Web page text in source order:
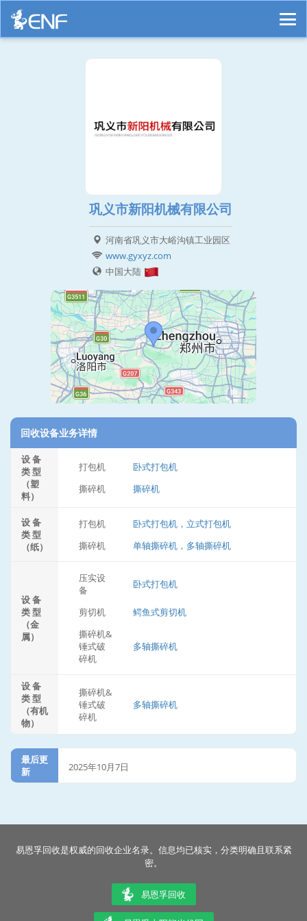
巩义市新阳机械有限公司
河南省巩义市大峪沟镇工业园区
www.gyxyz.com
中国大陆
回收设备业务详情
设 备
类 型
（塑
料）
打包机
卧式打包机
撕碎机
撕碎机
设 备
类 型
（纸）
打包机
卧式打包机，立式打包机
撕碎机
单轴撕碎机，多轴撕碎机
设 备
类 型
（金
属）
压实设
备
卧式打包机
剪切机
鳄鱼式剪切机
撕碎机&
锤式破
碎机
多轴撕碎机
设 备
类 型
（有机
物）
撕碎机&
锤式破
碎机
多轴撕碎机
最后更
新
2025年10月7日
易恩孚回收是权威的回收企业名录。信息均已核实，分类明确且联系紧
密。
易恩孚回收